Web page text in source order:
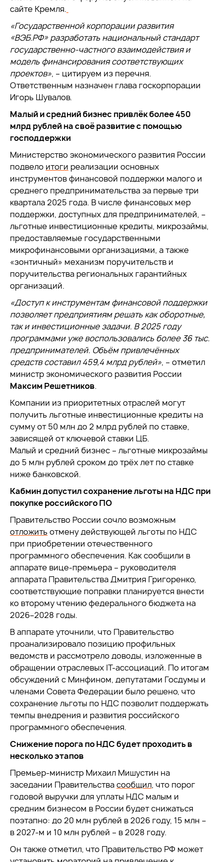
сайте Кремля.
«Государственной корпорации развития
«ВЭБ.РФ» разработать национальный стандарт
государственно-частного взаимодействия и
модель финансирования соответствующих
проектов», – цитируем из перечня.
Ответственным назначен глава госкорпорации
Игорь Шувалов.
Малый и средний бизнес привлёк более 450
млрд рублей на своё развитие с помощью
господдержки
Министерство экономического развития России
подвело итоги реализации основных
инструментов финансовой поддержки малого и
среднего предпринимательства за первые три
квартала 2025 года. В числе финансовых мер
поддержки, доступных для предпринимателей, –
льготные инвестиционные кредиты, микрозаймы,
предоставляемые государственными
микрофинансовыми организациями, а также
«зонтичный» механизм поручительств и
поручительства региональных гарантийных
организаций.
«Доступ к инструментам финансовой поддержки
позволяет предприятиям решать как оборотные,
так и инвестиционные задачи. В 2025 году
программами уже воспользовались более 36 тыс.
предпринимателей. Объём привлечённых
средств составил 459,4 млрд рублей», – отметил
министр экономического развития России
Максим Решетников.
Компании из приоритетных отраслей могут
получить льготные инвестиционные кредиты на
сумму от 50 млн до 2 млрд рублей по ставке,
зависящей от ключевой ставки ЦБ.
Малый и средний бизнес – льготные микрозаймы
до 5 млн рублей сроком до трёх лет по ставке
ниже банковской.
Кабмин допустил сохранение льготы на НДС при
покупке российского ПО
Правительство России сочло возможным
отложить отмену действующей льготы по НДС
при приобретении отечественного
программного обеспечения. Как сообщили в
аппарате вице-премьера – руководителя
аппарата Правительства Дмитрия Григоренко,
соответствующие поправки планируется внести
ко второму чтению федерального бюджета на
2026–2028 годы.
В аппарате уточнили, что Правительство
проанализировало позицию профильных
ведомств и рассмотрело доводы, изложенные в
обращении отраслевых IT-ассоциаций. По итогам
обсуждений с Минфином, депутатами Госдумы и
членами Совета Федерации было решено, что
сохранение льготы по НДС позволит поддержать
темпы внедрения и развития российского
программного обеспечения.
Снижение порога по НДС будет проходить в
несколько этапов
Премьер-министр Михаил Мишустин на
заседании Правительствасообщил, что порог
годовой выручки для уплаты НДС малым и
средним бизнесом в России будет снижаться
поэтапно: до 20 млн рублей в 2026 году, 15 млн –
в 2027-м и 10 млн рублей – в 2028 году.
Он также отметил, что Правительство РФ может